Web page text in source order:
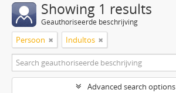
Showing 1 results
Geauthoriseerde beschrijving
Persoon Indultos
Advanced search options